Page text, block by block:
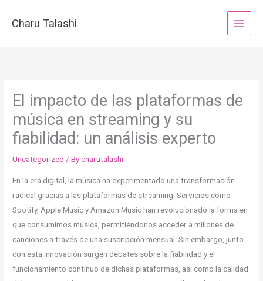
Charu Talashi
El impacto de las plataformas de
música en streaming y su
fiabilidad: un análisis experto
Uncategorized / Bycharutalashi
En la era digital, la música ha experimentado una transformación
radical gracias a las plataformas de streaming. Servicios como
Spotify, Apple Music y Amazon Music han revolucionado la forma en
que consumimos música, permitiéndonos acceder a millones de
canciones a través de una suscripción mensual. Sin embargo, junto
con esta innovación surgen debates sobre la fiabilidad y el
funcionamiento continuo de dichas plataformas, así como la calidad